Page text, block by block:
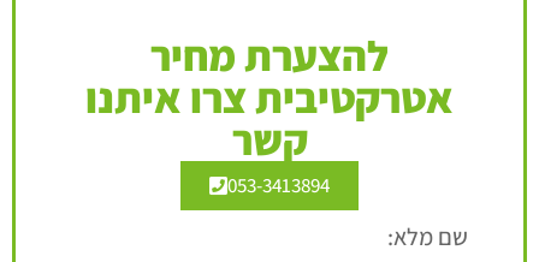
להצערת מחיר
אטרקטיבית צרו איתנו
קשר
053-3413894